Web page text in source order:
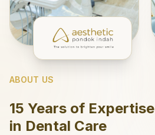
ABOUT US
15 Years of Expertise
in Dental Care